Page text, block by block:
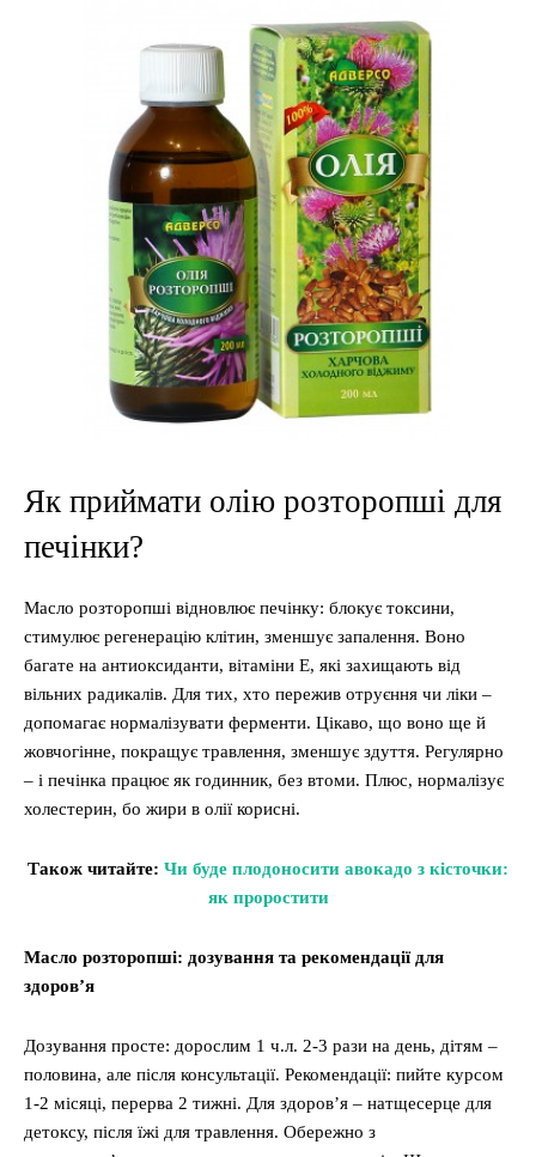
Як приймати олію розторопші для
печінки?
Масло розторопші відновлює печінку: блокує токсини,
стимулює регенерацію клітин, зменшує запалення. Воно
багате на антиоксиданти, вітаміни E, які захищають від
вільних радикалів. Для тих, хто пережив отруєння чи ліки –
допомагає нормалізувати ферменти. Цікаво, що воно ще й
жовчогінне, покращує травлення, зменшує здуття. Регулярно
– і печінка працює як годинник, без втоми. Плюс, нормалізує
холестерин, бо жири в олії корисні.
Також читайте: Чи буде плодоносити авокадо з кісточки:
як проростити
Масло розторопші: дозування та рекомендації для
здоров’я
Дозування просте: дорослим 1 ч.л. 2-3 рази на день, дітям –
половина, але після консультації. Рекомендації: пийте курсом
1-2 місяці, перерва 2 тижні. Для здоров’я – натщесерце для
детоксу, після їжі для травлення. Обережно з